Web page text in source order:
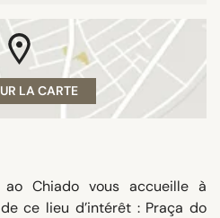
LA CARTE
ao Chiado vous accueille à
ce lieu d’intérêt : Praça do